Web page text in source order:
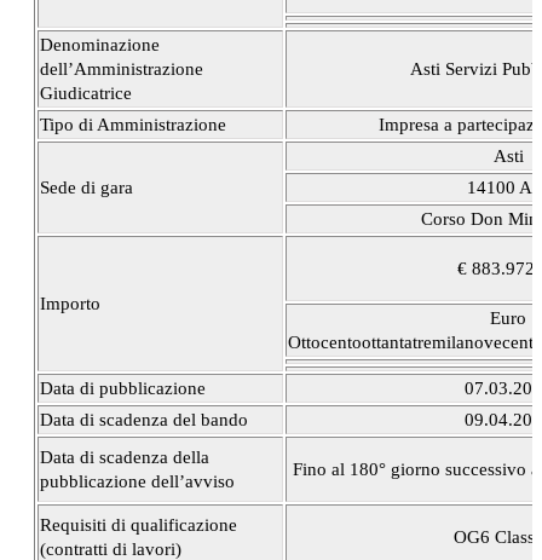
Denominazione
dell’Amministrazione
Giudicatrice
Asti Servizi
Tipo di Amministrazione Impresa a
Sede di gara
Asti
14100
Corso Don
Importo
€
Euro
Data di pubblicazione
Data di scadenza del bando
Data di scadenza della
pubblicazione dell’avviso
Fino al 180° giorno successivo
Requisiti di qualificazione
(contratti di lavori)
OG6